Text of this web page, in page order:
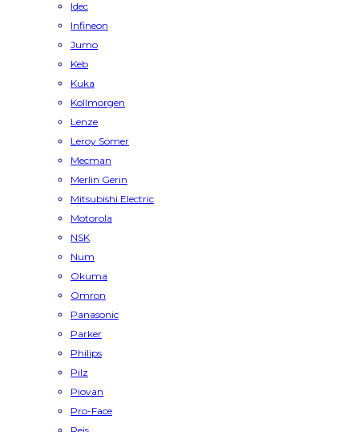
Idec
Infineon
Jumo
Keb
Kuka
Kollmorgen
Lenze
Leroy Somer
Mecman
Merlin Gerin
Mitsubishi Electric
Motorola
NSK
Num
Okuma
Omron
Panasonic
Parker
Philips
Pilz
Piovan
Pro-Face